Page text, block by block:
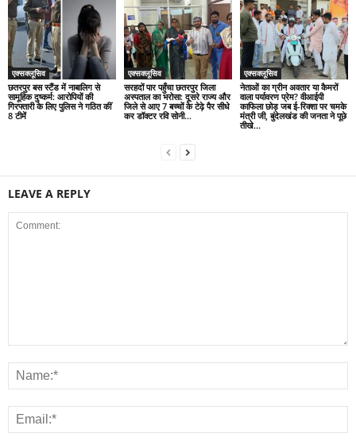
एक्सक्लूसिव
छतरपुर बस स्टैंड में नाबालिग से
सामूहिक दुष्कर्म: आरोपियों की
गिरफ्तारी के लिए पुलिस ने गठित कीं
8 टीमें
एक्सक्लूसिव
सरहदों पार पहुँचा छतरपुर जिला
अस्पताल का भरोसा: दूसरे राज्य और
जिले से आए 7 बच्चों के टेढ़े पैर सीधे
कर डॉक्टर रवि सोनी...
एक्सक्लूसिव
नेताओं का ग्रीन अवतार या कैमरों
वाला पर्यावरण प्रेम? वीआईपी
काफिला छोड़ जब ई-रिक्शा पर चमके
मंत्री जी, बुंदेलखंड की जनता ने पूछे
तीखे...
LEAVE A REPLY